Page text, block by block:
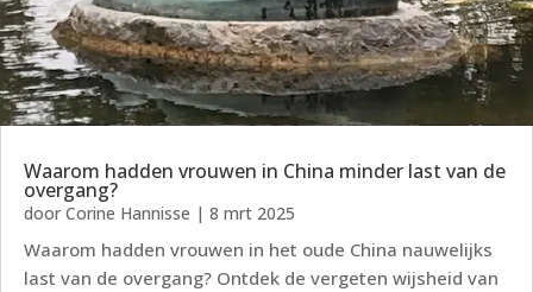
Waarom hadden vrouwen in China minder last van de
overgang?
door Corine Hannisse | 8 mrt 2025
Waarom hadden vrouwen in het oude China nauwelijks
last van de overgang? Ontdek de vergeten wijsheid van